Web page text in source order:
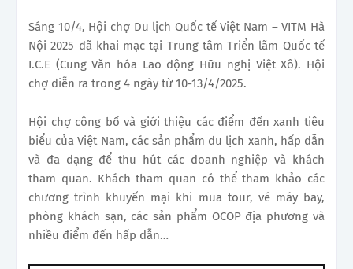
Sáng 10/4, Hội chợ Du lịch Quốc tế Việt Nam – VITM Hà
Nội 2025 đã khai mạc tại Trung tâm Triển lãm Quốc tế
I.C.E (Cung Văn hóa Lao động Hữu nghị Việt Xô). Hội
chợ diễn ra trong 4 ngày từ 10-13/4/2025.
Hội chợ công bố và giới thiệu các điểm đến xanh tiêu
biểu của Việt Nam, các sản phẩm du lịch xanh, hấp dẫn
và đa dạng để thu hút các doanh nghiệp và khách
tham quan. Khách tham quan có thể tham khảo các
chương trình khuyến mại khi mua tour, vé máy bay,
phòng khách sạn, các sản phẩm OCOP địa phương và
nhiều điểm đến hấp dẫn…